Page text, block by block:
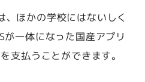
、ほかの学校にはないしく
が一体になった国産アプリ
支払うことができます。